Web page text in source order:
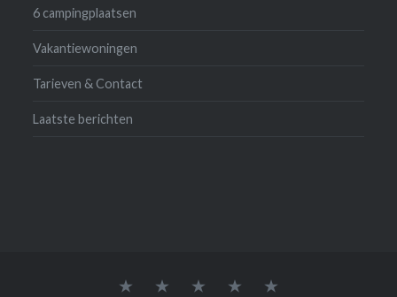
6 campingplaatsen
Vakantiewoningen
Tarieven & Contact
Laatste berichten
Vakantiewoning
RustiekExtra Eten